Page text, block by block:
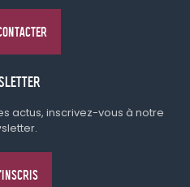
actus, inscrivez-vous à notre